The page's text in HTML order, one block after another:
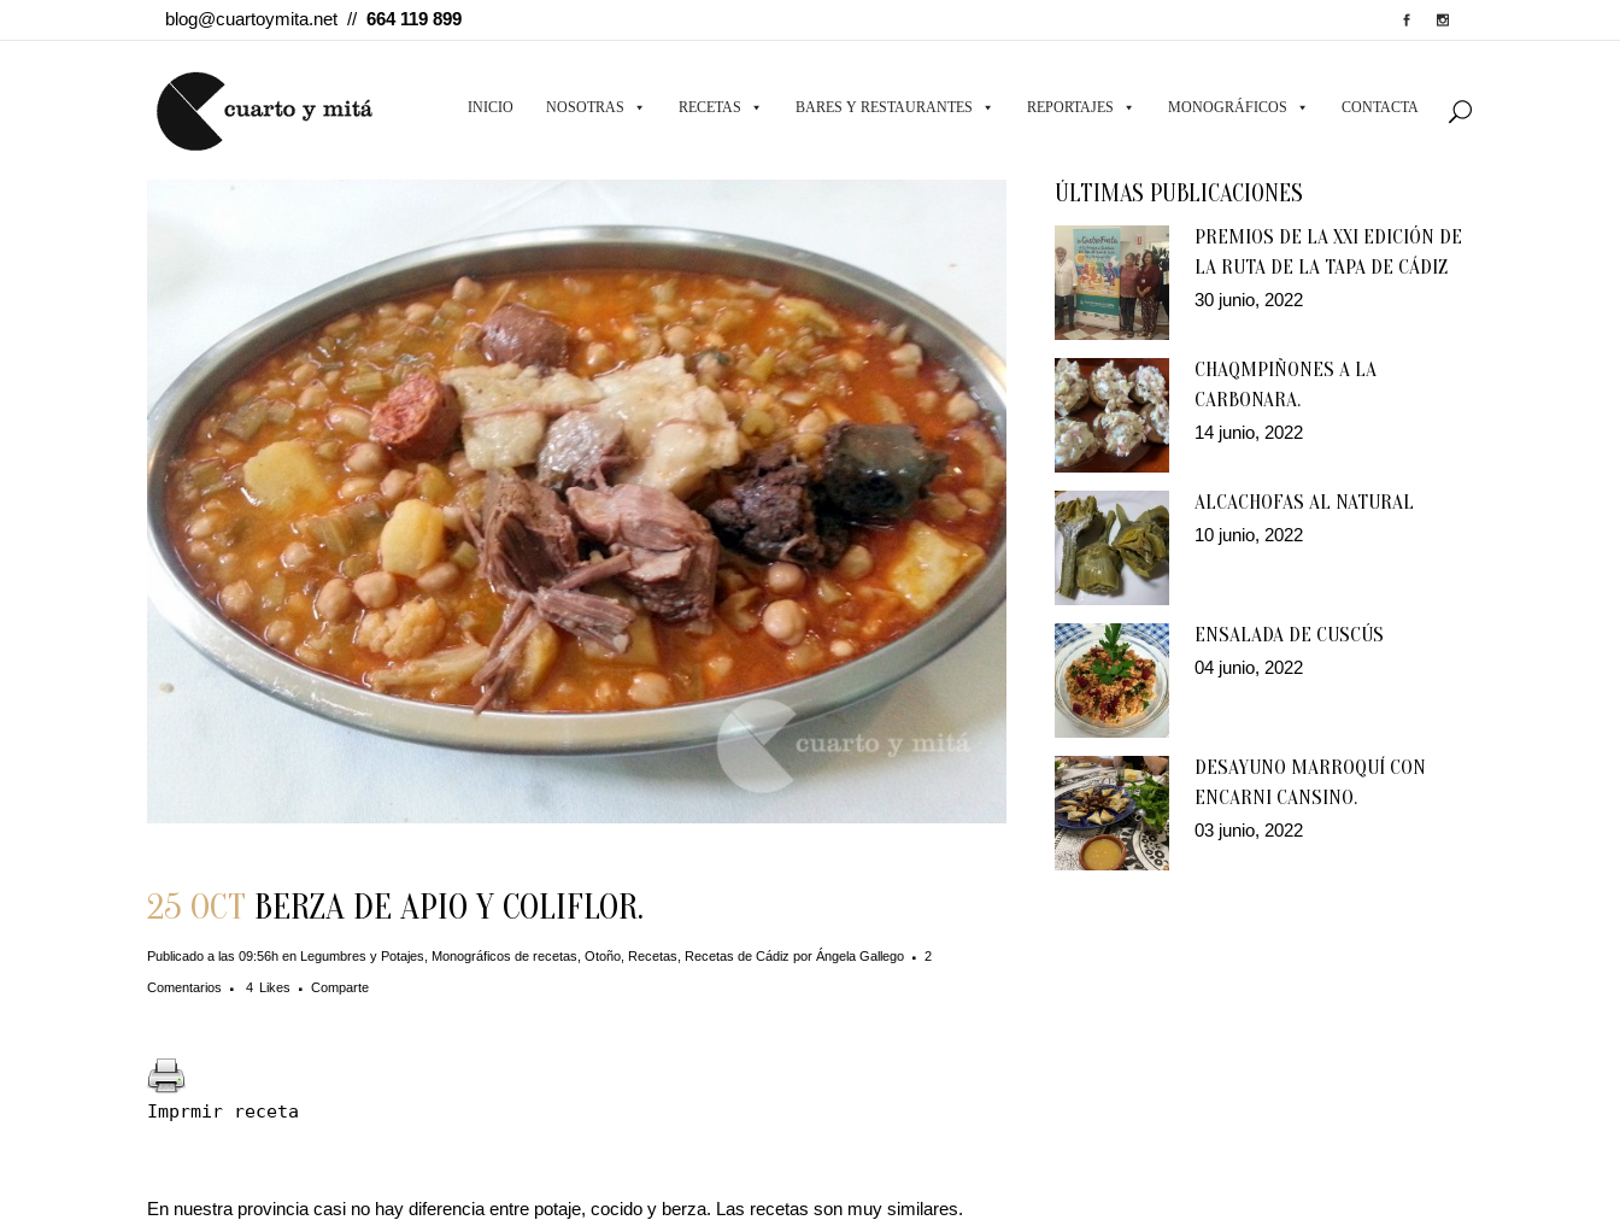
blog@cuartoymita.net // 664 119 899
INICIO NOSOTRAS RECETAS BARES Y RESTAURANTES REPORTAJES MONOGRÁFICOS CONTACTA
25 OCT BERZA DE APIO Y COLIFLOR.
Publicado a las 09:56h en Legumbres y Potajes Monográficos de recetas Otoño Recetas Recetas de Cádiz por Ángela Gallego 2
Comentarios 4 Likes Comparte
Imprmir receta
En nuestra provincia casi no hay diferencia entre potaje, cocido y berza. Las recetas son muy similares.
ÚLTIMAS PUBLICACIONES
PREMIOS DE LA XXI EDICIÓN DE
LA RUTA DE LA TAPA DE CÁDIZ
30 junio, 2022
CHAQMPIÑONES A LA
CARBONARA.
14 junio, 2022
ALCACHOFAS AL NATURAL
10 junio, 2022
ENSALADA DE CUSCÚS
04 junio, 2022
DESAYUNO MARROQUÍ CON
ENCARNI CANSINO.
03 junio, 2022